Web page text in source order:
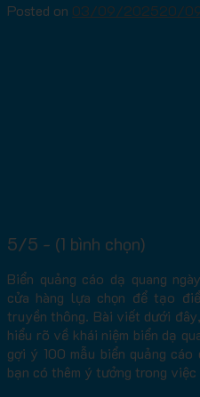
Posted on 03/09/202520/
5/5 - (1 bình chọn)
Biển quảng cáo dạ quang
cửa hàng lựa chọn để tạo
truyền thông. Bài viết dưới
hiểu rõ về khái niệm biển dạ
gợi ý 100 mẫu biển quảng
bạn có thêm ý tưởng trong